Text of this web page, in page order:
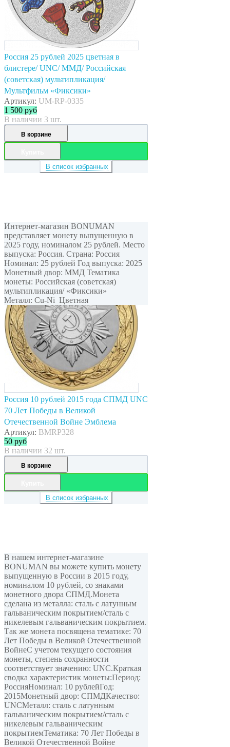
Россия 25 рублей 2025 цветная в
блистере/ UNC/ ММД/ Российская
(советская) мультипликация/
Мультфильм «Фиксики»
Артикул: UM-RP-0335
1 500 руб
В наличии 3 шт.
В корзине
В список избранных
Интернет-магазин BONUMAN
представляет монету выпущенную в
2025 году, номиналом 25 рублей. Место
выпуска: Россия. Страна: Россия
Номинал: 25 рублей Год выпуска: 2025
Монетный двор: ММД Тематика
монеты: Российская (советская)
мультипликация/ «Фиксики»
Металл: Cu-Ni Цветная
Россия 10 рублей 2015 года СПМД UNC
70 Лет Победы в Великой
Отечественной Войне Эмблема
Артикул: BMRP328
50 руб
В наличии 32 шт.
В корзине
В список избранных
В нашем интернет-магазине
BONUMAN вы можете купить монету
выпущенную в России в 2015 году,
номиналом 10 рублей, cо знаками
монетного двора СПМД.Монета
сделана из металла: сталь с латунным
гальваническим покрытием/сталь с
никелевым гальваническим покрытием.
Так же монета посвящена тематике: 70
Лет Победы в Великой Отечественной
ВойнеС учетом текущего состояния
монеты, степень сохранности
соответствует значению: UNC.Краткая
сводка характеристик монеты:Период:
РоссияНоминал: 10 рублейГод:
2015Монетный двор: СПМДКачество:
UNCМеталл: сталь с латунным
гальваническим покрытием/сталь с
никелевым гальваническим
покрытиемТематика: 70 Лет Победы в
Великой Отечественной Войне